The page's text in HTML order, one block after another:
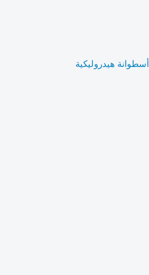
أسطوانة هيدروليكية